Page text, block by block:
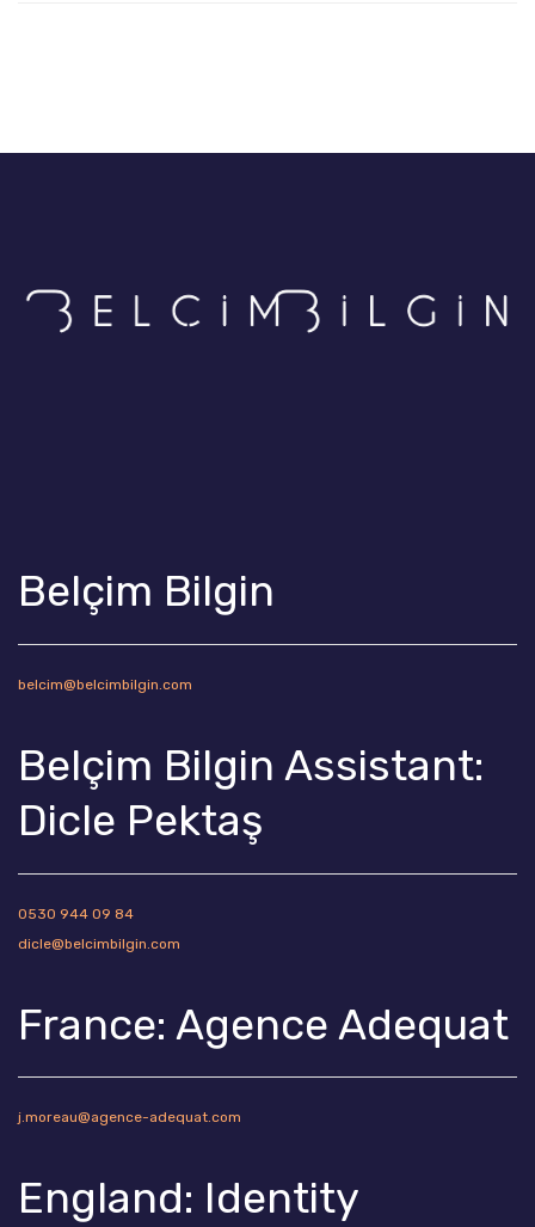
Belçim Bilgin
belcim@belcimbilgin.com
Belçim Bilgin Assistant:
Dicle Pektaş
0530 944 09 84
dicle@belcimbilgin.com
France: Agence Adequat
j.moreau@agence-adequat.com
England: Identity